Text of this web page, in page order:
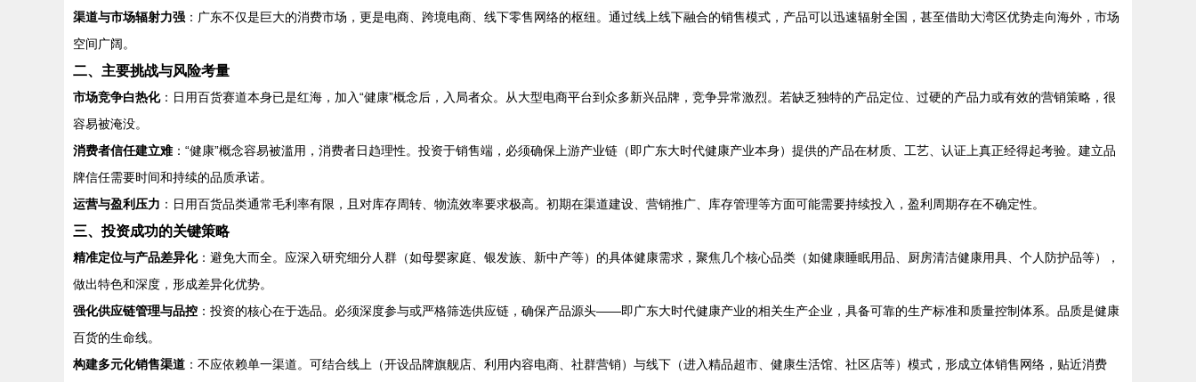
渠道与市场辐射力强 ：广东不仅是巨大的消费市场，更是电商、跨境电商、线下零售网络的枢纽。通过线上线下融合的销售模式，产品可以迅速辐射全国，甚至借助大湾区优势走向海外，市场
空间广阔。
二、主要挑战与风险考量
市场竞争白热化：日用百货赛道本身已是红海，加入“健康”概念后，入局者众。从大型电商平台到众多新兴品牌，竞争异常激烈。若缺乏独特的产品定位、过硬的产品力或有效的营销策略，很
容易被淹没。
消费者信任建立难：“健康”概念容易被滥用，消费者日趋理性。投资于销售端，必须确保上游产业链（即广东大时代健康产业本身）提供的产品在材质、工艺、认证上真正经得起考验。建立品
牌信任需要时间和持续的品质承诺。
运营与盈利压力 ：日用百货品类通常毛利率有限，且对库存周转、物流效率要求极高。初期在渠道建设、营销推广、库存管理等方面可能需要持续投入，盈利周期存在不确定性。
三、投资成功的关键策略
精准定位与产品差异化：避免大而全。应深入研究细分人群（如母婴家庭、银发族、新中产等）的具体健康需求，聚焦几个核心品类（如健康睡眠用品、厨房清洁健康用具、个人防护品等），
做出特色和深度，形成差异化优势。
强化供应链管理与品控 ：投资的核心在于选品。必须深度参与或严格筛选供应链，确保产品源头——即广东大时代健康产业的相关生产企业，具备可靠的生产标准和质量控制体系。品质是健康
百货的生命线。
构建多元化销售渠道 ：不应依赖单一渠道。可结合线上（开设品牌旗舰店、利用内容电商、社群营销）与线下（进入精品超市、健康生活馆、社区店等）模式，形成立体销售网络，贴近消费